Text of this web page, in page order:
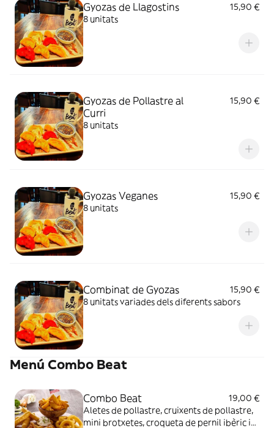
Gyozas de Llagostins
15,90 €
8 unitats
Gyozas de Pollastre al
Curri
15,90 €
8 unitats
Gyozas Veganes
15,90 €
8 unitats
Combinat de Gyozas
15,90 €
8 unitats variades dels diferents sabors
Menú Combo Beat
Combo Beat
19,00 €
Aletes de pollastre, cruixents de pollastre,
mini brotxetes, croqueta de pernil ibèric i